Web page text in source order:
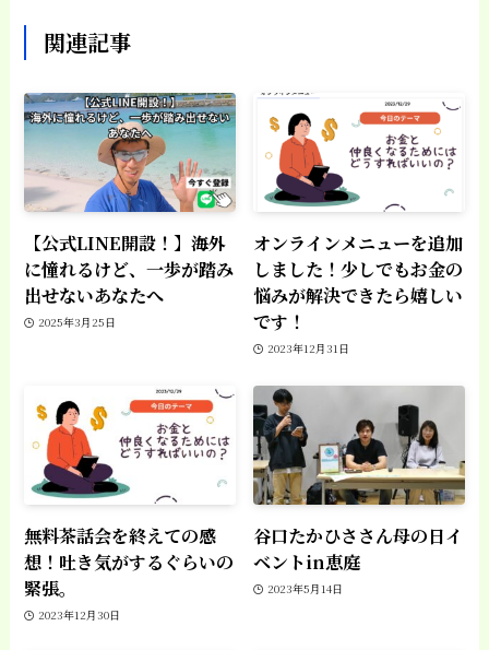
関連記事
【公式LINE開設！】海外
に憧れるけど、一歩が踏み
出せないあなたへ
2025年3月25日
オンラインメニューを追加
しました！少しでもお金の
悩みが解決できたら嬉しい
です！
2023年12月31日
無料茶話会を終えての感
想！吐き気がするぐらいの
緊張。
2023年12月30日
谷口たかひささん母の日イ
ベントin恵庭
2023年5月14日